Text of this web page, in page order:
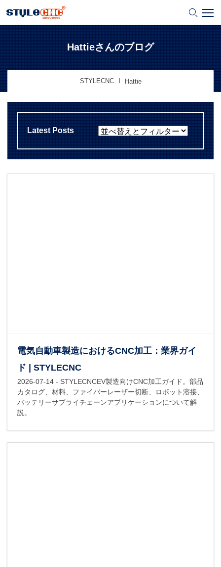
Hattieさんのブログ
STYLECNC Hattie
Latest Posts
電気自動車製造におけるCNC加工：業界ガイ
ド | STYLECNC
2026-07-14 - STYLECNCEV製造向けCNC加工ガイド。部品
カタログ、材料、ファイバーレーザー切断、ロボット溶接、
バッテリーサプライチェーンアプリケーションについて解
説。